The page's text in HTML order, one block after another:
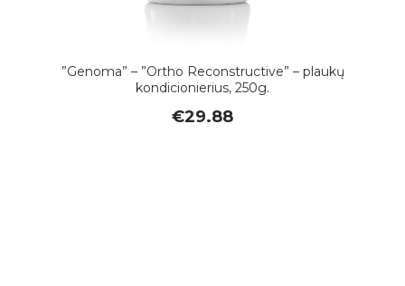
”Genoma” – ”Ortho Reconstructive” – plaukų
kondicionierius, 250g.
€29.88